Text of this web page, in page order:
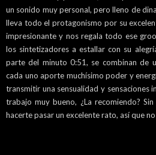
un sonido muy personal, pero lleno de
lleva todo el protagonismo por su
impresionante y nos regala todo ese
los sintetizadores a estallar con su
parte del minuto 0:51, se combinan de
cada uno aporte muchísimo poder y
transmitir una sensualidad y sensaciones
trabajo muy bueno, ¿La recomiendo?
hacerte pasar un excelente rato, así que